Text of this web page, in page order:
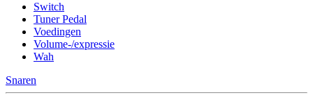
Switch
Tuner Pedal
Voedingen
Volume-/expressie
Wah
Snaren